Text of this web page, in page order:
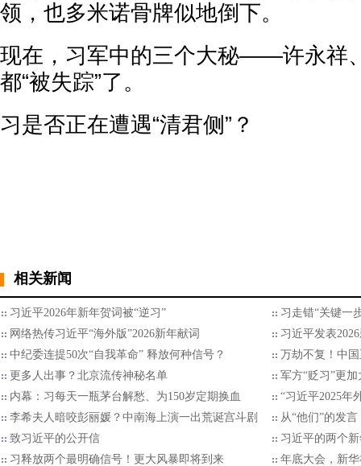
领，也多米诺骨牌似地倒下。
现在，习军中的三个大秘——许永祥
都“被失踪”了。
习是否正在遭遇“清君侧”？
相关新闻
习近平2026年新年贺词被“逆习”
习走错“关键一
网络热传习近平“海外版”2026新年献词
习近平发表
中纪委连提50次“自我革命” 释放何种信号？
万劫不复！中
更多人出事？北京流传神秘名单
军方“贬习”更加
内幕：习每天一瓶茅台解愁、为150岁定期换血
“习近平2025年
李希夫人暗咬彭丽媛？中南海上演一出荒诞宫斗剧
从“他们”的发
致习近平的公开信
习近平的两个
习释放两个最明确信号！更大风暴即将到来
年底大会，新